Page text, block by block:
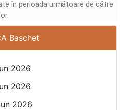
în perioada următoare de către
Baschet
2026
2026
2026